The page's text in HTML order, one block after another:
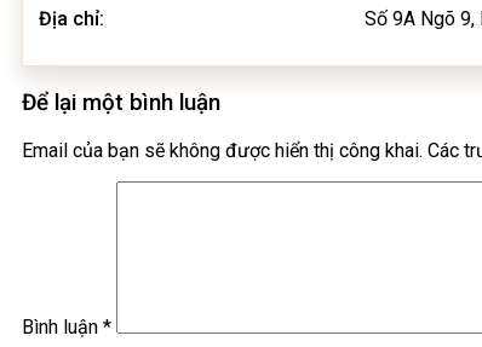
Địa chỉ: Số 9A Ngõ 9,
Để lại một bình luận
Email của bạn sẽ không được hiển thị công khai. Các
Bình luận *